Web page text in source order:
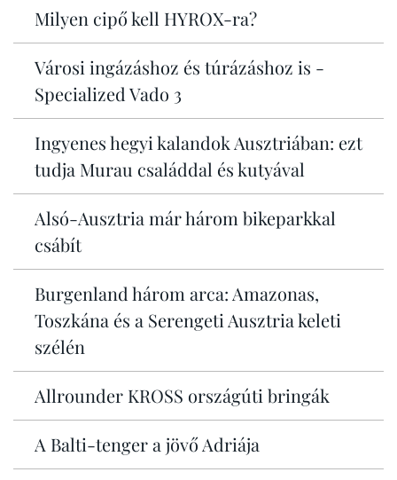
Milyen cipő kell HYROX-ra?
Városi ingázáshoz és túrázáshoz is -
Specialized Vado 3
Ingyenes hegyi kalandok Ausztriában: ezt
tudja Murau családdal és kutyával
Alsó-Ausztria már három bikeparkkal
csábít
Burgenland három arca: Amazonas,
Toszkána és a Serengeti Ausztria keleti
szélén
Allrounder KROSS országúti bringák
A Balti-tenger a jövő Adriája